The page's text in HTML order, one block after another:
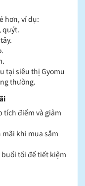
hơn, ví dụ:
quýt.
tại siêu thị Gyomu
thường.
tích điểm và giảm
khi mua sắm
tối để tiết kiệm